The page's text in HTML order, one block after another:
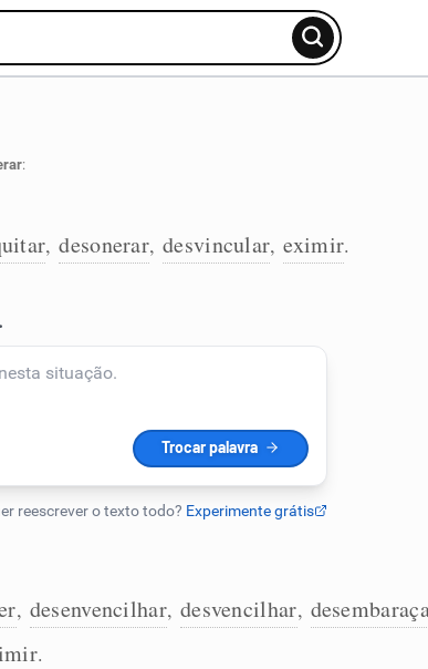
:
, desonerar, desvincular, eximir.
, desenvencilhar, desvencilhar,
.